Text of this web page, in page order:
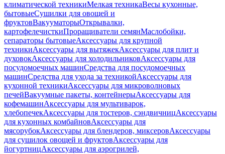
климатической техникиМелкая техникаВесы кухонные,
бытовыеСушилки для овощей и
фруктовВакууматорыОткрывалки,
картофелечисткиПроращиватели семянМаслобойки,
сепараторы бытовыеАксессуары для крупной
техникиАксессуары для вытяжекАксессуары для плит и
духовокАксессуары для холодильниковАксессуары для
посудомоечных машинСредства для посудомоечных
машинСредства для ухода за техникойАксессуары для
кухонной техникиАксессуары для микроволновых
печейВакуумные пакеты, контейнерыАксессуары для
кофемашинАксессуары для мультиварок,
хлебопечекАксессуары для тостеров, сэндвичницАксессуары
для кухонных комбайновАксессуары для
мясорубокАксессуары для блендеров, миксеровАксессуары
для сушилок овощей и фруктовАксессуары для
йогуртницАксессуары для аэрогрилей,